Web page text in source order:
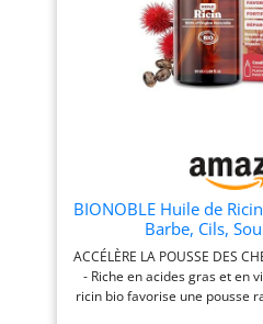
BIONOBLE Huile de
Barbe, Cils,
ACCÉLÈRE LA POUSSE DES
- Riche en acides gras et en
ricin bio favorise une pousse